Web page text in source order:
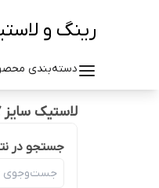
رینگ و
دسته‌بندی
لاستیک سایز ۱۷-۶۵-۲۳۵ هانکوک کره Dynapro Hp2
جستجو در